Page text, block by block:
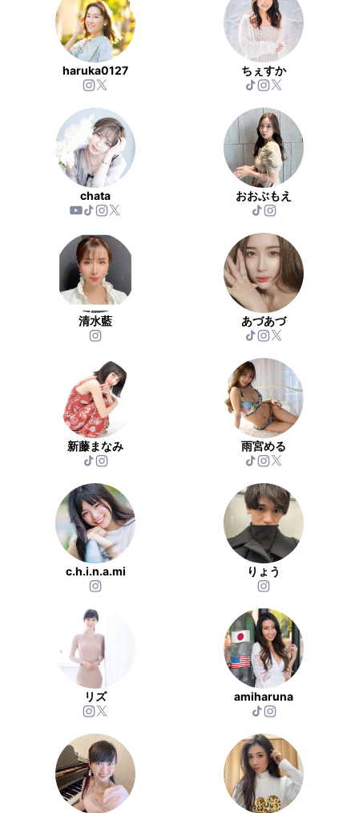
haruka0127 ちぇすか
chata おおぶもえ
清水藍 あづあづ
新藤まなみ 雨宮める
c.h.i.n.a.mi りょう
リズ amiharuna